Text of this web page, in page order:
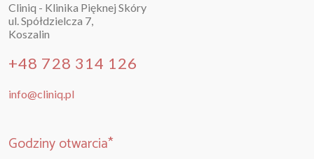
Cliniq - Klinika Pięknej Skóry
ul. Spółdzielcza 7,
Koszalin
+48 728 314 126
info@cliniq.pl
Godziny otwarcia*